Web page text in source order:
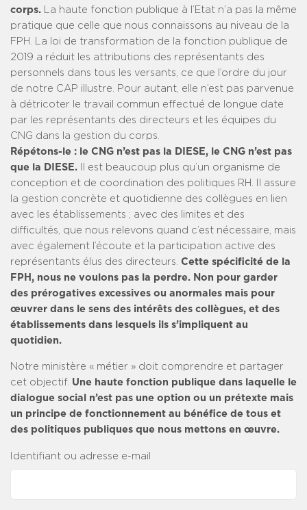
corps. La haute fonction publique à l’Etat n’a pas la même
pratique que celle que nous connaissons au niveau de la
FPH. La loi de transformation de la fonction publique de
2019 a réduit les attributions des représentants des
personnels dans tous les versants, ce que l’ordre du jour
de notre CAP illustre. Pour autant, elle n’est pas parvenue
à détricoter le travail commun effectué de longue date
par les représentants des directeurs et les équipes du
CNG dans la gestion du corps.
Répétons-le : le CNG n’est pas la DIESE, le CNG n’est pas
que la DIESE. Il est beaucoup plus qu’un organisme de
conception et de coordination des politiques RH. Il assure
la gestion concrète et quotidienne des collègues en lien
avec les établissements ; avec des limites et des
difficultés, que nous relevons quand c’est nécessaire, mais
avec également l’écoute et la participation active des
représentants élus des directeurs. Cette spécificité de la
FPH, nous ne voulons pas la perdre. Non pour garder
des prérogatives excessives ou anormales mais pour
œuvrer dans le sens des intérêts des collègues, et des
établissements dans lesquels ils s’impliquent au
quotidien.
Notre ministère « métier » doit comprendre et partager
cet objectif. Une haute fonction publique dans laquelle le
dialogue social n’est pas une option ou un prétexte mais
un principe de fonctionnement au bénéfice de tous et
des politiques publiques que nous mettons en œuvre.
Identifiant ou adresse e-mail